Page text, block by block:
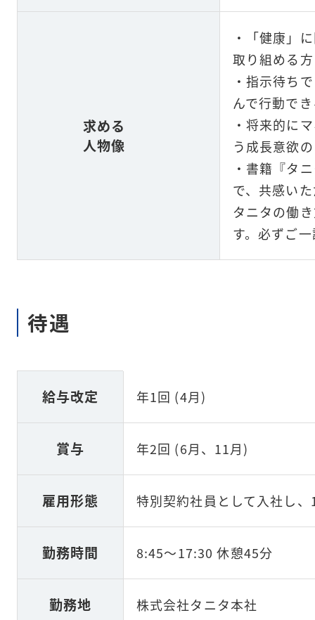
求める
人物像
・「健康」
取り組める方
・指示待ち
んで行動で
・将来的に
う成長意欲
・ 書籍『タ
で、共感い
タニタの働
す。必ずご
待遇
給与改定 年1回 (4月)
賞与 年2回 (6月、11月)
雇用形態 特別契約社員として入社し
勤務時間 8:45～17:30 休憩45分
勤務地 株式会社タニタ本社